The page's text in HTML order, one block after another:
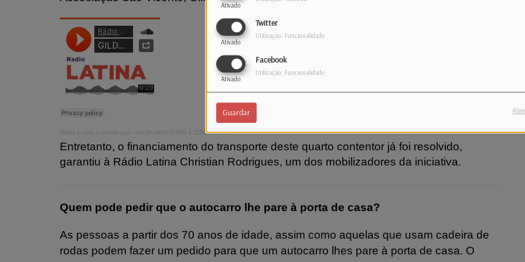
Ativado
Twitter
Ativado
Utilização: Funcionalidade
Facebook
Ativado
Utilização: Funcionalidade
Guardar
Rádio Latina Luxemburgo GILDA MONTEIRO 4 CONTENTOR
Entretanto, o financiamento do transporte deste quarto contentor já foi resolvido,
garantiu à Rádio Latina Christian Rodrigues, um dos mobilizadores da iniciativa.
Quem pode pedir que o autocarro lhe pare à porta de casa?
As pessoas a partir dos 70 anos de idade, assim como aquelas que usam cadeira de
rodas podem fazer um pedido para que um autocarro lhes pare à porta de casa. O